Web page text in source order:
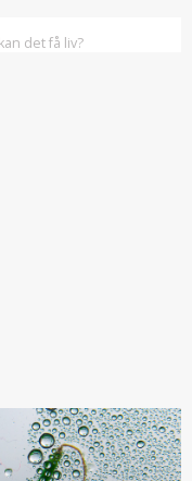
det få liv?